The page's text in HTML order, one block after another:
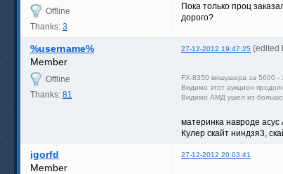
Offline
Thanks: 3
Пока только проц
дорого?
%username% 27-12-2012 19:47:25 (edited
Member
Offline
Thanks: 81
FX-8350 вишушера за 5600 -
Видимо этот аукцион
Видимо АМД ушел из
материнка навроде асус
Кулер скайт ниндзя3,
igorfd 27-12-2012 20:03:41
Member